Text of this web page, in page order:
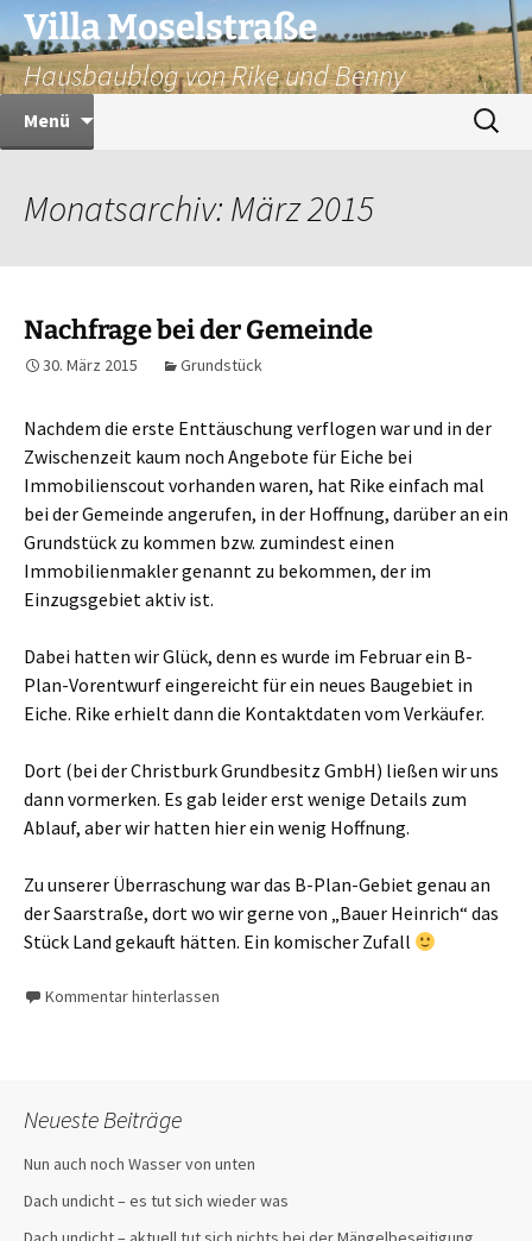
Zum
Inhalt
springen
Villa Moselstraße
Hausbaublog von Rike und Benny
Menü
Suchen
nach:
Monatsarchiv: März 2015
Nachfrage bei der Gemeinde
30. März 2015 Grundstück
Nachdem die erste Enttäuschung verflogen war und in der
Zwischenzeit kaum noch Angebote für Eiche bei
Immobilienscout vorhanden waren, hat Rike einfach mal
bei der Gemeinde angerufen, in der Hoffnung, darüber an ein
Grundstück zu kommen bzw. zumindest einen
Immobilienmakler genannt zu bekommen, der im
Einzugsgebiet aktiv ist.
Dabei hatten wir Glück, denn es wurde im Februar ein B-
Plan-Vorentwurf eingereicht für ein neues Baugebiet in
Eiche. Rike erhielt dann die Kontaktdaten vom Verkäufer.
Dort (bei der Christburk Grundbesitz GmbH) ließen wir uns
dann vormerken. Es gab leider erst wenige Details zum
Ablauf, aber wir hatten hier ein wenig Hoffnung.
Zu unserer Überraschung war das B-Plan-Gebiet genau an
der Saarstraße, dort wo wir gerne von „Bauer Heinrich“ das
Stück Land gekauft hätten. Ein komischer Zufall
Kommentar hinterlassen
Neueste Beiträge
Nun auch noch Wasser von unten
Dach undicht – es tut sich wieder was